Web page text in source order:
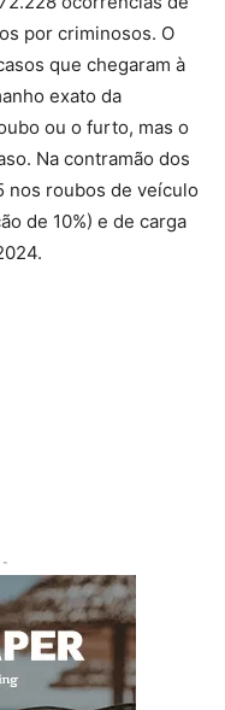
por criminosos. O
que chegaram à
exato da
ou o furto, mas o
Na contramão dos
nos roubos de veículo
de 10%) e de carga
-